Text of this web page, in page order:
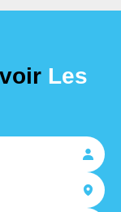
Les